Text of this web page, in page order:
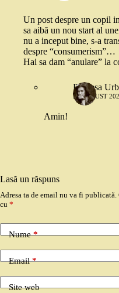
Un post despre un copil
sa aibă un nou start al
nu a inceput bine, s-a
despre “consumerism”…
Hai sa dam “anulare” la
Printesa
26 AUGUST
Amin!
Lasă un răspuns
Adresa ta de email nu va fi publicată.
cu *
Nume*
Email*
Site web